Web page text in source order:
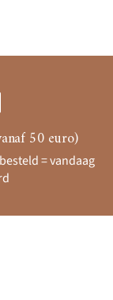
50 euro)
= vandaag